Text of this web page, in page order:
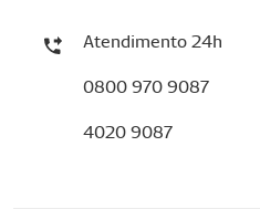
Atendimento 24h
0800 970 9087
4020 9087